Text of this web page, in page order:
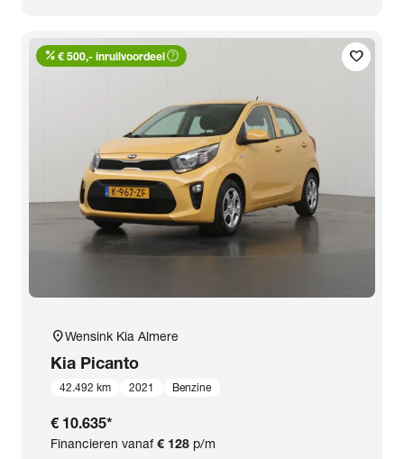
favorite
percent € 500,- inruilvoordeelhelp_outline
location_onWensink Kia Almere
Kia Picanto
42.492 km 2021 Benzine
€ 10.635*
Financieren vanaf€ 128 p/m